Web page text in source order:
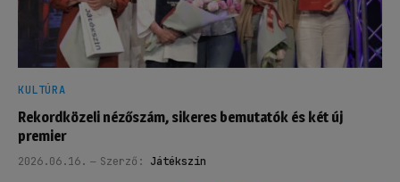
KULTÚRA
Rekordközeli nézőszám, sikeres bemutatók és két új
premier
2026.06.16. Szerző: Játékszín